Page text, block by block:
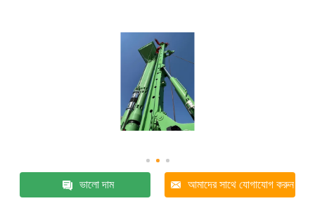
ভালো দাম আমাদের সাথে যোগাযোগ করুন